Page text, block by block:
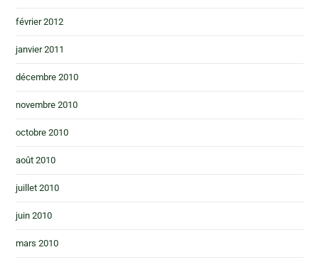
février 2012
janvier 2011
décembre 2010
novembre 2010
octobre 2010
août 2010
juillet 2010
juin 2010
mars 2010